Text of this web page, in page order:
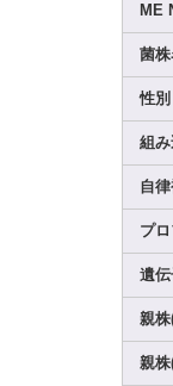
ME
菌株
性別
組
自
プ
遺伝
親
親